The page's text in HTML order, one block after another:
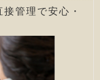
管理で安心・